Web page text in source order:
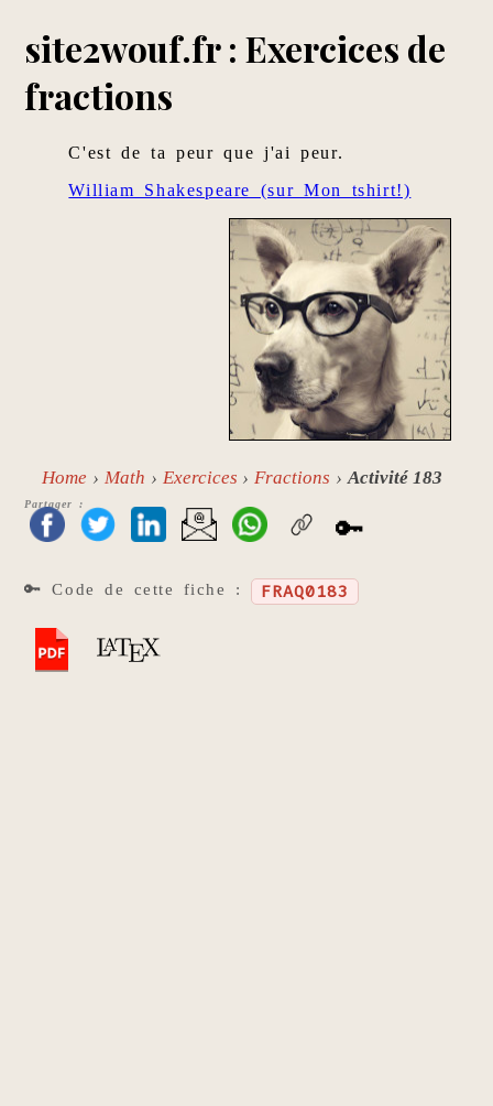
site2wouf.fr : Exercices de
fractions
C'est de ta peur que j'ai peur.
William Shakespeare (sur Mon tshirt!)
Home Math Exercices Fractions Activité 183
Partager :
🔑
🔑 Code de cette fiche : FRAQ0183